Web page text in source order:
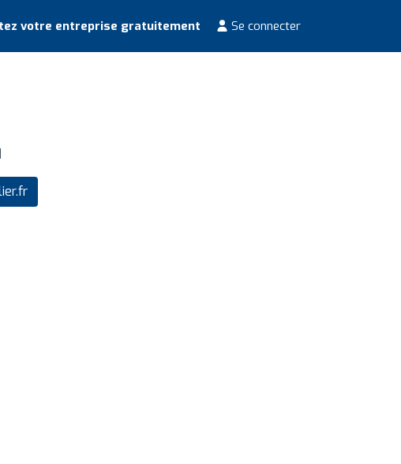
votre entreprise gratuitement Se connecter